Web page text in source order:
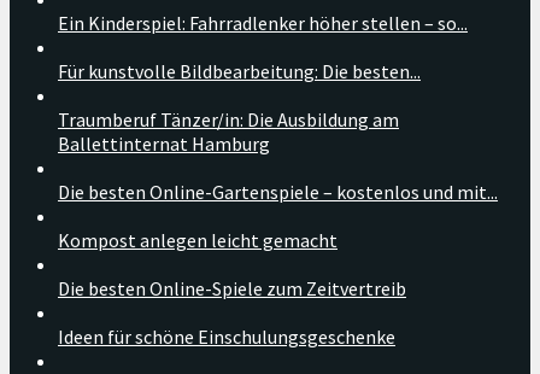
Ein Kinderspiel: Fahrradlenker höher stellen – so...
Für kunstvolle Bildbearbeitung: Die besten...
Traumberuf Tänzer/in: Die Ausbildung am
Ballettinternat Hamburg
Die besten Online-Gartenspiele – kostenlos und mit...
Kompost anlegen leicht gemacht
Die besten Online-Spiele zum Zeitvertreib
Ideen für schöne Einschulungsgeschenke